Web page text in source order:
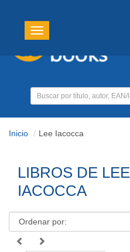
Toggle navigation
Inicio Lee Iacocca
LIBROS DE LEE
IACOCCA